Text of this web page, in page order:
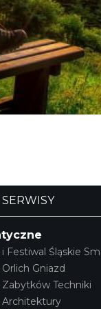
i Festiwal Śląskie
Orlich Gniazd
Zabytków Techniki
Architektury